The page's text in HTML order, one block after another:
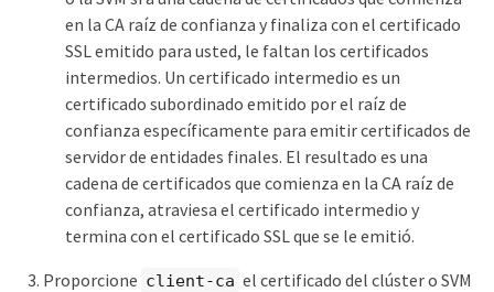
en la CA raíz de confianza y finaliza con el certificado
SSL emitido para usted, le faltan los certificados
intermedios. Un certificado intermedio es un
certificado subordinado emitido por el raíz de
confianza específicamente para emitir certificados de
servidor de entidades finales. El resultado es una
cadena de certificados que comienza en la CA raíz de
confianza, atraviesa el certificado intermedio y
termina con el certificado SSL que se le emitió.
Proporcione client-ca el certificado del clúster o SVM